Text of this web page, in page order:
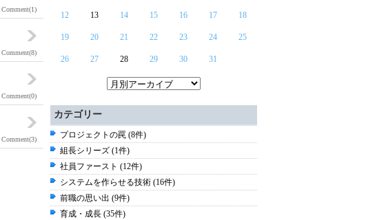
Comment(1)
Comment(8)
Comment(0)
Comment(3)
12 13 14 15 16 17 18
19 20 21 22 23 24 25
26 27 28 29 30 31
カテゴリー
プロジェクトの罠 (8件)
組長シリーズ (1件)
社員ファースト (12件)
システムを作らせる技術 (16件)
前職の思い出 (9件)
育成・成長 (35件)